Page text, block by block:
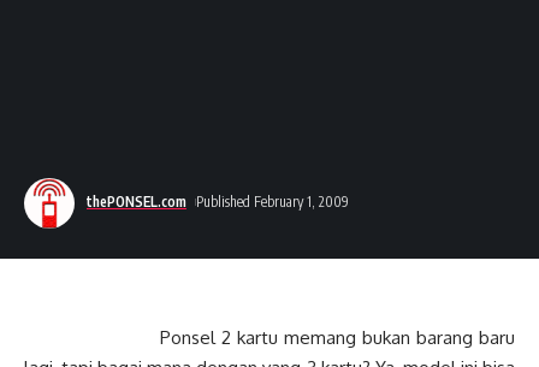
thePONSEL.com Published February 1, 2009
Ponsel 2 kartu memang bukan barang baru